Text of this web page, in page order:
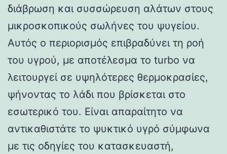
διάβρωση και συσσώρευση αλάτων στους
μικροσκοπικούς σωλήνες του ψυγείου.
Αυτός ο περιορισμός επιβραδύνει τη ροή
του υγρού, με αποτέλεσμα το turbo να
λειτουργεί σε υψηλότερες θερμοκρασίες,
ψήνοντας το λάδι που βρίσκεται στο
εσωτερικό του. Είναι απαραίτητο να
αντικαθιστάτε το ψυκτικό υγρό σύμφωνα
με τις οδηγίες του κατασκευαστή,